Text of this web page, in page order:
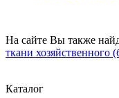
На сайте Вы также
ткани хозяйственного
Каталог